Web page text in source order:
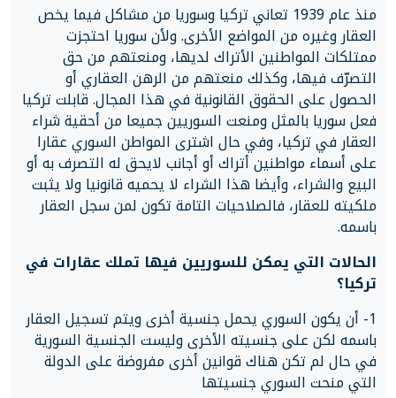
منذ عام 1939 تعاني تركيا وسوريا من مشاكل فيما يخص
العقار وغيره من المواضع الأخرى. ولأن سوريا احتجزت
ممتلكات المواطنين الأتراك لديها، ومنعتهم من حق
التصرّف فيها، وكذلك منعتهم من الرهن العقاري أو
الحصول على الحقوق القانونية في هذا المجال. قابلت تركيا
فعل سوريا بالمثل ومنعت السوريين جميعا من أحقية شراء
العقار في تركيا، وفي حال اشترى المواطن السوري عقارا
على أسماء مواطنين أتراك أو أجانب لايحق له التصرف به أو
البيع والشراء، وأيضا هذا الشراء لا يحميه قانونيا ولا يثبت
ملكيته للعقار، فالصلاحيات التامة تكون لمن سجل العقار
باسمه.
الحالات التي يمكن للسوريين فيها تملك عقارات في
تركيا؟
1- أن يكون السوري يحمل جنسية أخرى ويتم تسجيل العقار
باسمه لكن على جنسيته الأخرى وليست الجنسية السورية
في حال لم تكن هناك قوانين أخرى مفروضة على الدولة
التي منحت السوري جنسيتها